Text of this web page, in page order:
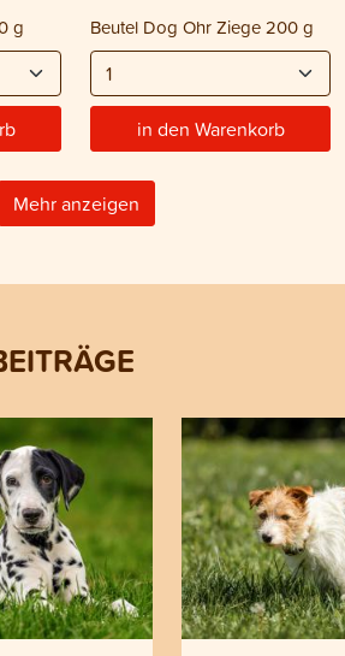
g
Beutel Dog Ohr Ziege 200 g
in den Warenkorb
Mehr anzeigen